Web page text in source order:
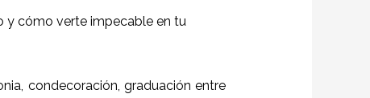
y cómo verte impecable en tu
condecoración, graduación entre